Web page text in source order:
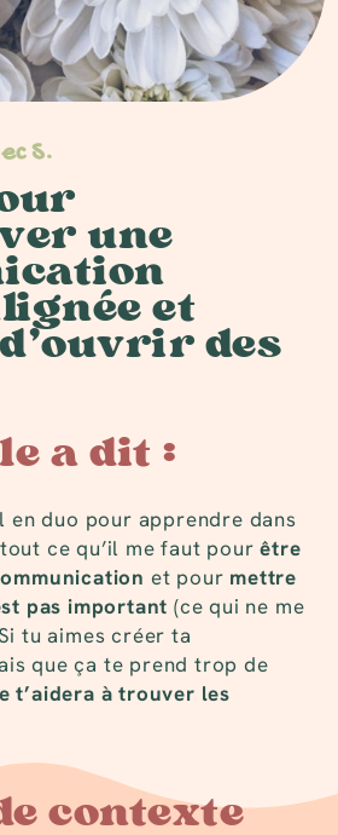
une
et
des
S.
a dit :
en duo pour apprendre dans
tout ce qu’il me faut pourêtre
et pour mettre
pas important (ce qui ne me
tu aimes créer ta
que ça te prend trop de
t’aidera à trouver les
contexte